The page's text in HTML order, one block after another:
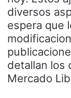
diversos
espera que
detallan los
Mercado